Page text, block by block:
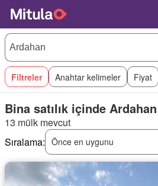
Filtreler Anahtar kelimeler Fiyat
Bina satılık içinde
13 mülk mevcut
Sıralama: Önce en uygunu